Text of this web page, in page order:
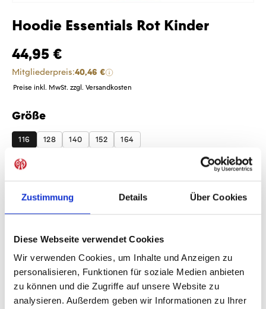
Zustimmung Details Über Cookies
Diese Webseite verwendet Cookies
Wir verwenden Cookies, um Inhalte und Anzeigen zu
personalisieren, Funktionen für soziale Medien anbieten
zu können und die Zugriffe auf unsere Website zu
analysieren. Außerdem geben wir Informationen zu Ihrer
Hoodie Essentials Rot Kinder
44,95 €
Mitgliederpreis:40,46 €
Preise inkl. MwSt. zzgl. Versandkosten
Größe
auswählen
116 128 140 152 164
Produkt Anzahl: Gib den gewünschten
Anzahl
Sofort verfügbar, Lieferzeit: 1-3 Tage
IN DEN WARENKORB